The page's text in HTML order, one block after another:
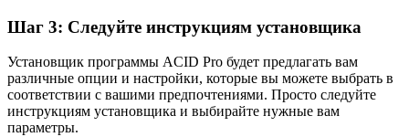
Шаг 3: Следуйте инструкциям установщика
Установщик программы ACID Pro будет предлагать вам
различные опции и настройки, которые вы можете выбрать в
соответствии с вашими предпочтениями. Просто следуйте
инструкциям установщика и выбирайте нужные вам
параметры.